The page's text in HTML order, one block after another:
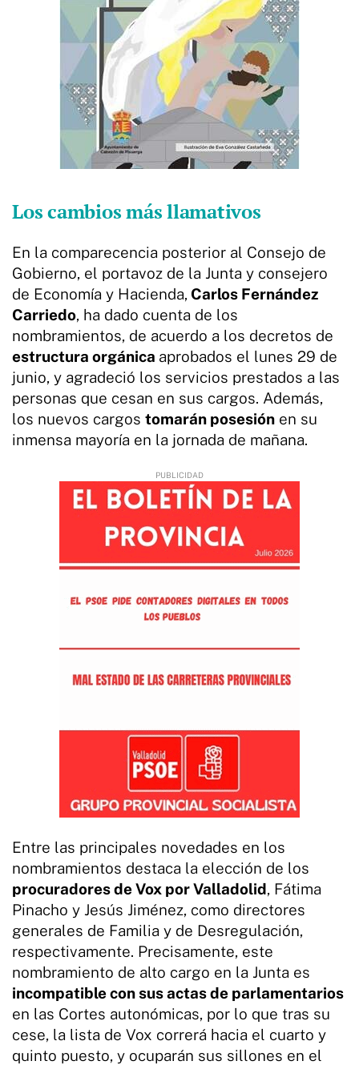
Los cambios más llamativos
En la comparecencia posterior al Consejo de
Gobierno, el portavoz de la Junta y consejero
de Economía y Hacienda, Carlos Fernández
Carriedo, ha dado cuenta de los
nombramientos, de acuerdo a los decretos de
estructura orgánica aprobados el lunes 29 de
junio, y agradeció los servicios prestados a las
personas que cesan en sus cargos. Además,
los nuevos cargos tomarán posesión en su
inmensa mayoría en la jornada de mañana.
Entre las principales novedades en los
nombramientos destaca la elección de los
procuradores de Vox por Valladolid, Fátima
Pinacho y Jesús Jiménez, como directores
generales de Familia y de Desregulación,
respectivamente. Precisamente, este
nombramiento de alto cargo en la Junta es
incompatible con sus actas de parlamentarios
en las Cortes autonómicas, por lo que tras su
cese, la lista de Vox correrá hacia el cuarto y
quinto puesto, y ocuparán sus sillones en el